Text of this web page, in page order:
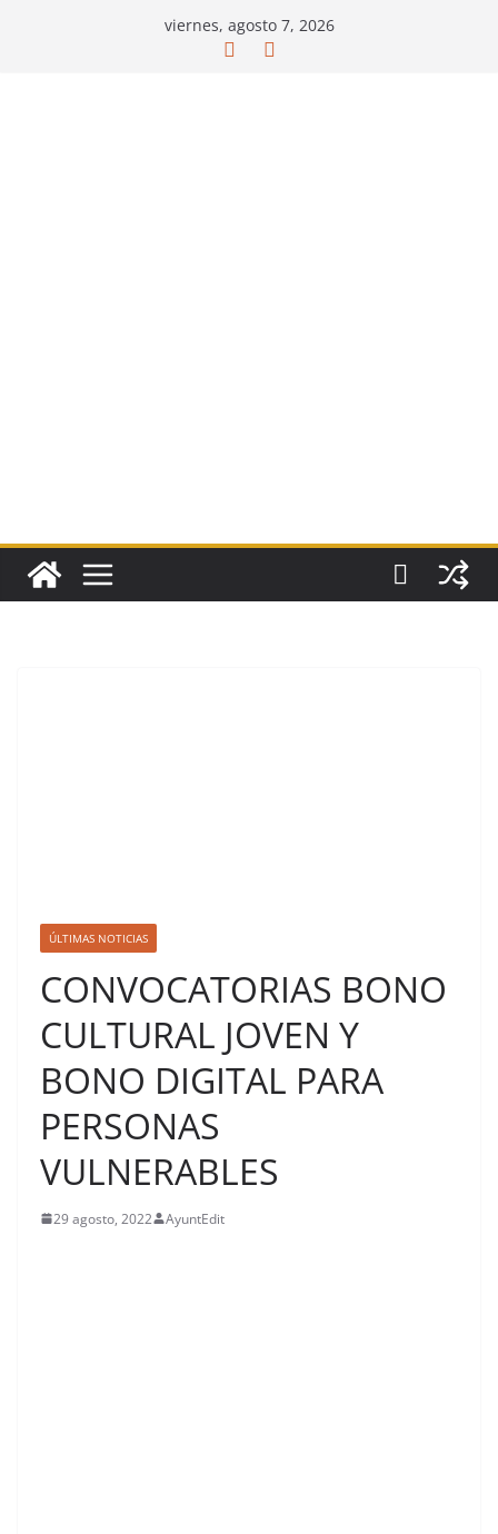
viernes, agosto 7, 2026
ÚLTIMAS NOTICIAS
CONVOCATORIAS BONO
CULTURAL JOVEN Y
BONO DIGITAL PARA
PERSONAS
VULNERABLES
29 agosto, 2022 AyuntEdit